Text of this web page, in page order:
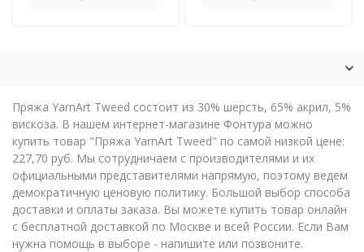
Пряжа YarnArt Tweed состоит из 30% шерсть, 65% акрил, 5%
вискоза. В нашем интернет-магазине Фонтура можно
купить товар "Пряжа YarnArt Tweed" по самой низкой цене:
227,70 руб. Мы сотрудничаем с производителями и их
официальными представителями напрямую, поэтому ведем
демократичную ценовую политику. Большой выбор способа
доставки и оплаты заказа. Вы можете купить товар онлайн
с бесплатной доставкой по Москве и всей России. Если Вам
нужна помощь в выборе - напишите или позвоните.